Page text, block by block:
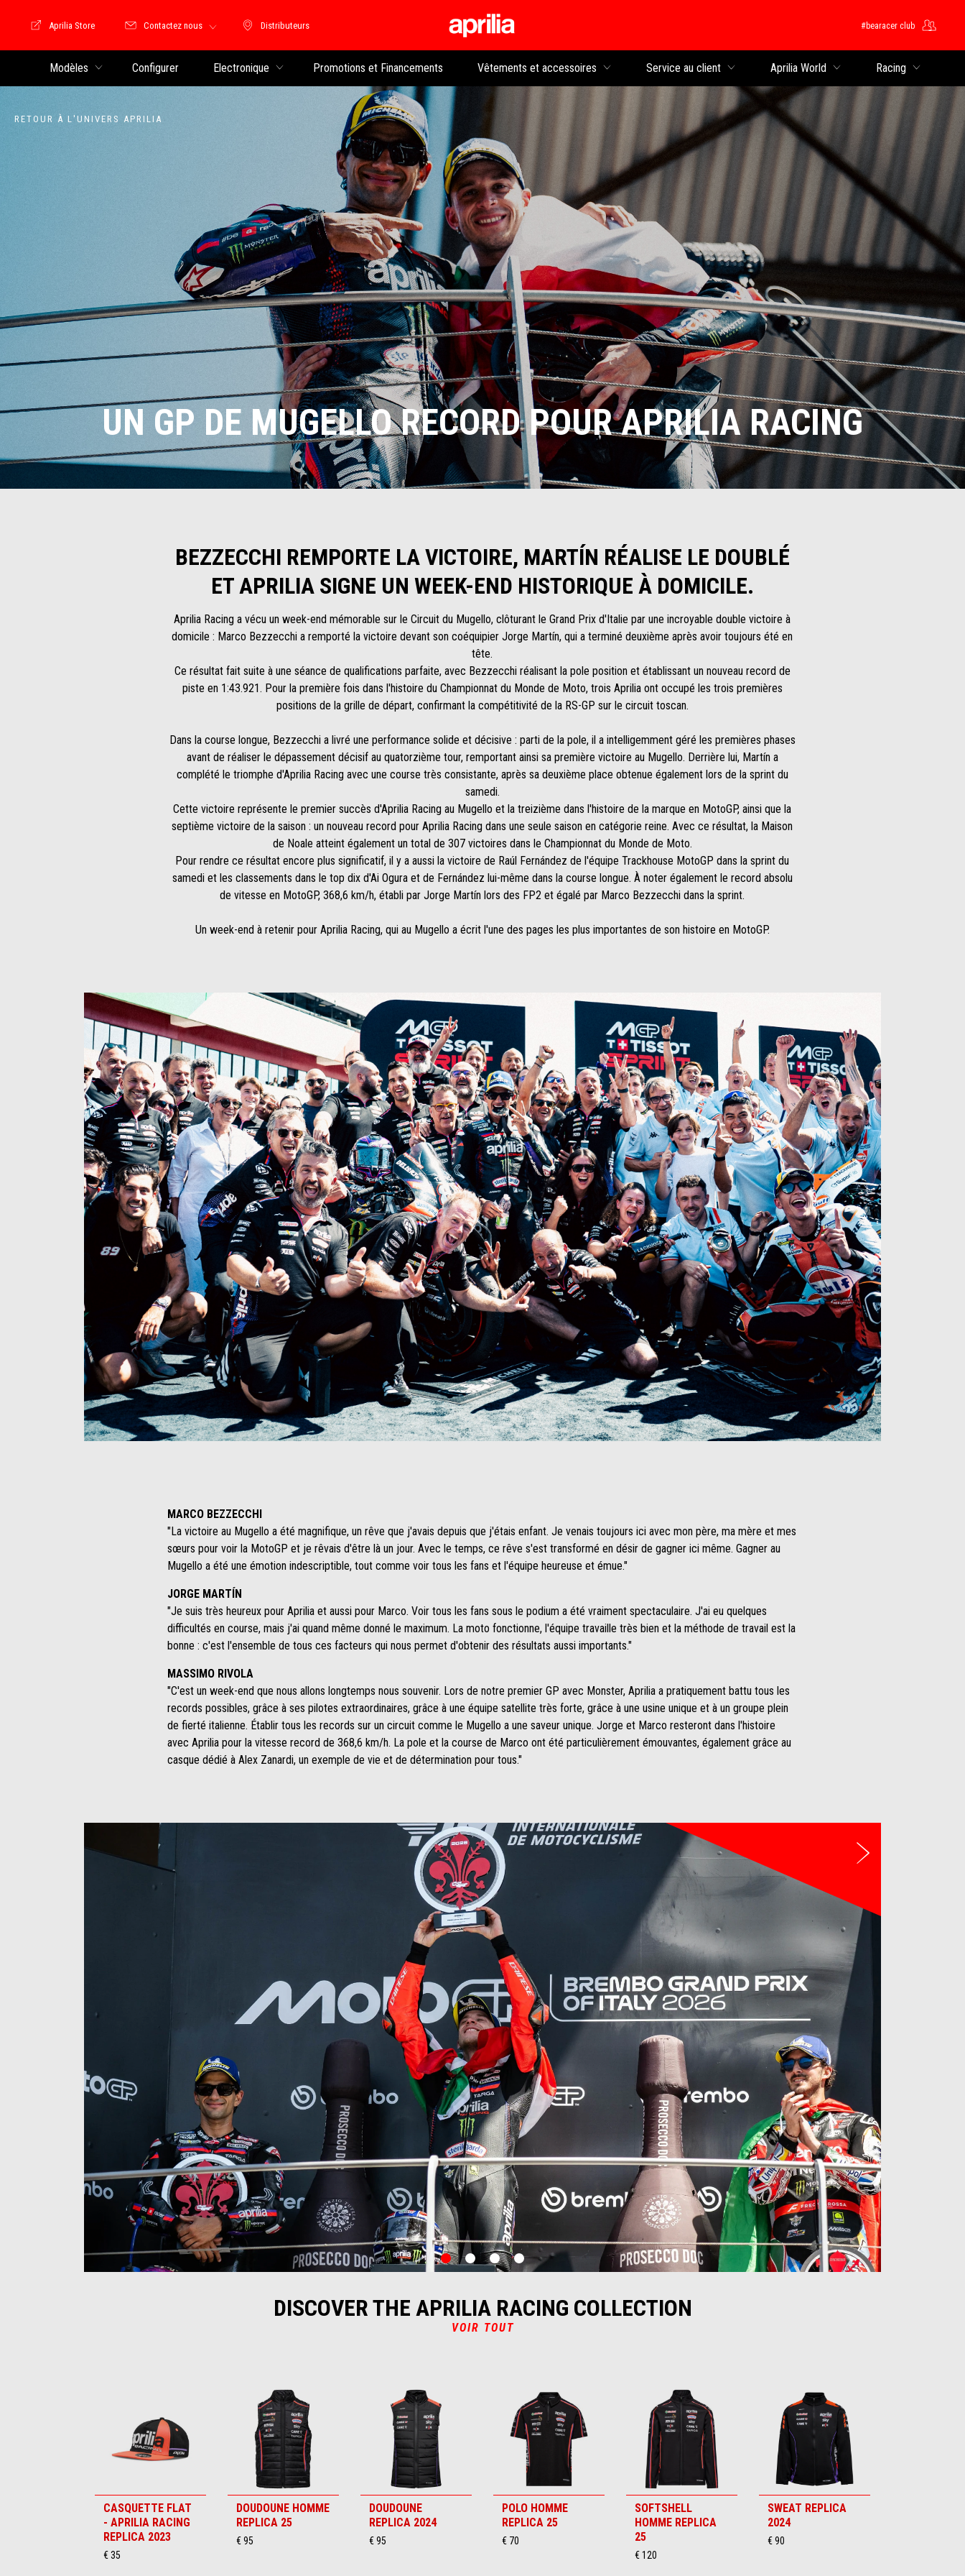
Distributeurs
Distributeurs
Store Motoguzzi
Aprilia Store Contactez nous #bearacer club
Modèles Configurer Electronique Promotions et Financements Vêtements et accessoires Service au client Aprilia World Racing
RETOUR À L'UNIVERS APRILIA
UN GP DE MUGELLO RECORD POUR APRILIA RACING
BEZZECCHI REMPORTE LA VICTOIRE, MARTÍN RÉALISE LE DOUBLÉ
ET APRILIA SIGNE UN WEEK-END HISTORIQUE À DOMICILE.
Aprilia Racing a vécu un week-end mémorable sur le Circuit du Mugello, clôturant le Grand Prix d'Italie par une incroyable double victoire à
domicile : Marco Bezzecchi a remporté la victoire devant son coéquipier Jorge Martín, qui a terminé deuxième après avoir toujours été en
tête.
Ce résultat fait suite à une séance de qualifications parfaite, avec Bezzecchi réalisant la pole position et établissant un nouveau record de
piste en 1:43.921. Pour la première fois dans l'histoire du Championnat du Monde de Moto, trois Aprilia ont occupé les trois premières
positions de la grille de départ, confirmant la compétitivité de la RS-GP sur le circuit toscan.
Dans la course longue, Bezzecchi a livré une performance solide et décisive : parti de la pole, il a intelligemment géré les premières phases
avant de réaliser le dépassement décisif au quatorzième tour, remportant ainsi sa première victoire au Mugello. Derrière lui, Martín a
complété le triomphe d'Aprilia Racing avec une course très consistante, après sa deuxième place obtenue également lors de la sprint du
samedi.
Cette victoire représente le premier succès d'Aprilia Racing au Mugello et la treizième dans l'histoire de la marque en MotoGP, ainsi que la
septième victoire de la saison : un nouveau record pour Aprilia Racing dans une seule saison en catégorie reine. Avec ce résultat, la Maison
de Noale atteint également un total de 307 victoires dans le Championnat du Monde de Moto.
Pour rendre ce résultat encore plus significatif, il y a aussi la victoire de Raúl Fernández de l'équipe Trackhouse MotoGP dans la sprint du
samedi et les classements dans le top dix d'Ai Ogura et de Fernández lui-même dans la course longue. À noter également le record absolu
de vitesse en MotoGP, 368,6 km/h, établi par Jorge Martín lors des FP2 et égalé par Marco Bezzecchi dans la sprint.
Un week-end à retenir pour Aprilia Racing, qui au Mugello a écrit l'une des pages les plus importantes de son histoire en MotoGP.
MARCO BEZZECCHI
"La victoire au Mugello a été magnifique, un rêve que j'avais depuis que j'étais enfant. Je venais toujours ici avec mon père, ma mère et mes
sœurs pour voir la MotoGP et je rêvais d'être là un jour. Avec le temps, ce rêve s'est transformé en désir de gagner ici même. Gagner au
Mugello a été une émotion indescriptible, tout comme voir tous les fans et l'équipe heureuse et émue."
JORGE MARTÍN
"Je suis très heureux pour Aprilia et aussi pour Marco. Voir tous les fans sous le podium a été vraiment spectaculaire. J'ai eu quelques
difficultés en course, mais j'ai quand même donné le maximum. La moto fonctionne, l'équipe travaille très bien et la méthode de travail est la
bonne : c'est l'ensemble de tous ces facteurs qui nous permet d'obtenir des résultats aussi importants."
MASSIMO RIVOLA
"C'est un week-end que nous allons longtemps nous souvenir. Lors de notre premier GP avec Monster, Aprilia a pratiquement battu tous les
records possibles, grâce à ses pilotes extraordinaires, grâce à une équipe satellite très forte, grâce à une usine unique et à un groupe plein
de fierté italienne. Établir tous les records sur un circuit comme le Mugello a une saveur unique. Jorge et Marco resteront dans l'histoire
avec Aprilia pour la vitesse record de 368,6 km/h. La pole et la course de Marco ont été particulièrement émouvantes, également grâce au
casque dédié à Alex Zanardi, un exemple de vie et de détermination pour tous."
item
0
item
1
item
2
item
3
Item
Item
Suivant
DISCOVER THE APRILIA RACING COLLECTION
VOIR TOUT
CASQUETTE FLAT
- APRILIA RACING
REPLICA 2023
€ 35
DOUDOUNE HOMME
REPLICA 25
€ 95
DOUDOUNE
REPLICA 2024
€ 95
POLO HOMME
REPLICA 25
€ 70
SOFTSHELL
HOMME REPLICA
25
€ 120
SWEAT REPLICA
2024
€ 90